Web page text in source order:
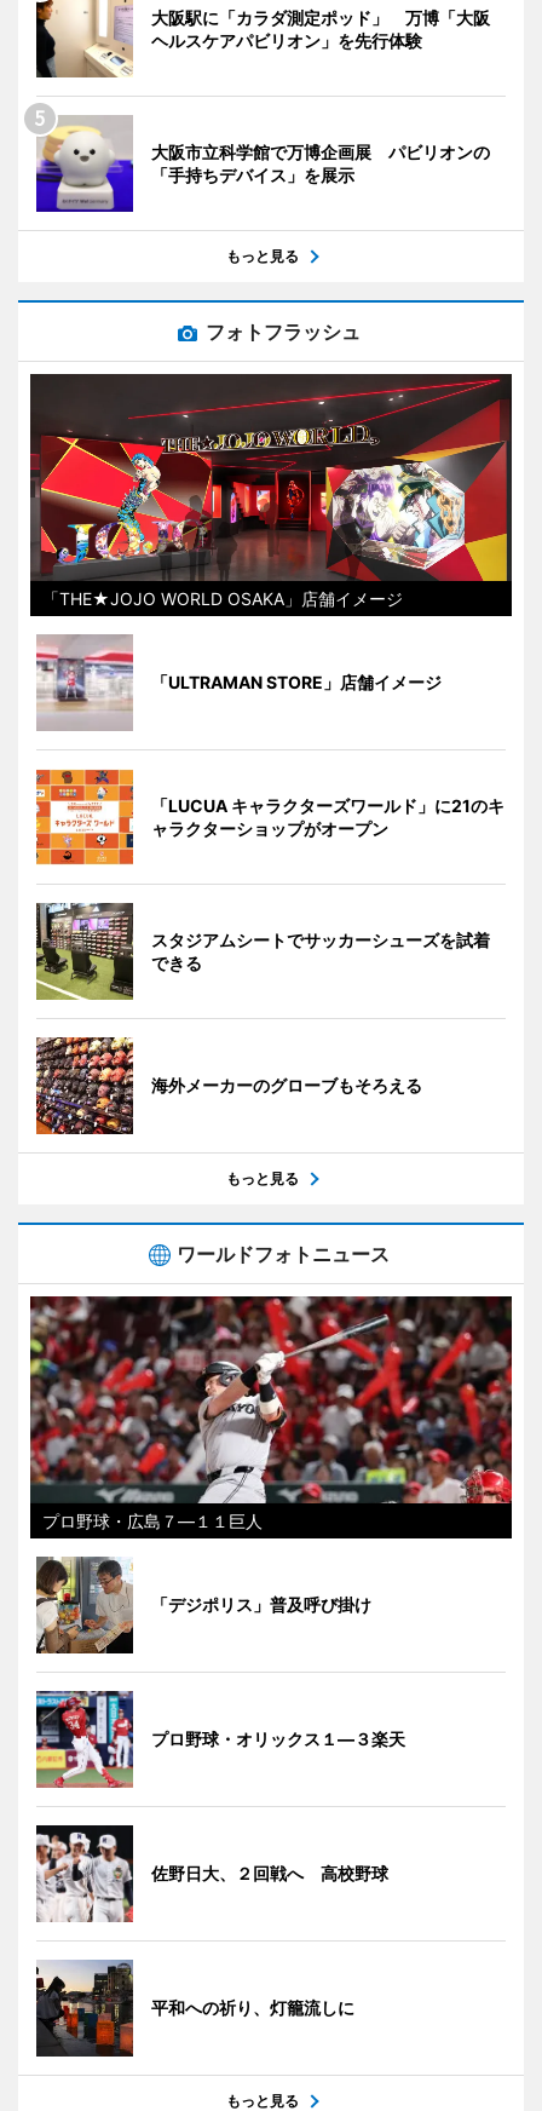
大阪駅に「カラダ測定ポッド」 万博「大阪
ヘルスケアパビリオン」を先行体験
大阪市立科学館で万博企画展 パビリオンの
「手持ちデバイス」を展示
もっと見る
フォトフラッシュ
「THE★JOJO WORLD OSAKA」店舗イメージ
「ULTRAMAN STORE」店舗イメージ
「LUCUA キャラクターズワールド」に21のキ
ャラクターショップがオープン
スタジアムシートでサッカーシューズを試着
できる
海外メーカーのグローブもそろえる
もっと見る
ワールドフォトニュース
プロ野球・広島７―１１巨人
「デジポリス」普及呼び掛け
プロ野球・オリックス１―３楽天
佐野日大、２回戦へ 高校野球
平和への祈り、灯籠流しに
もっと見る